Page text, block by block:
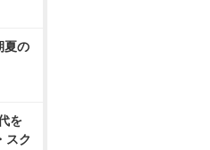
夏の
を
スク